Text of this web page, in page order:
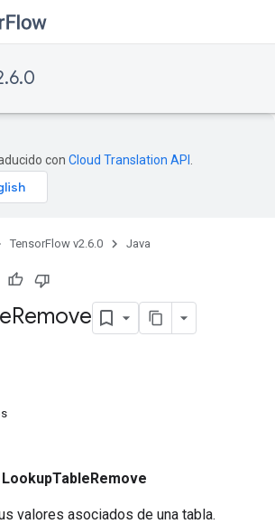
con Cloud Translation API
TensorFlow v2.6.0 Java
Remove
LookupTableRemove
valores asociados de una tabla.